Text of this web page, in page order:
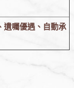
遺囑優遇、自動承